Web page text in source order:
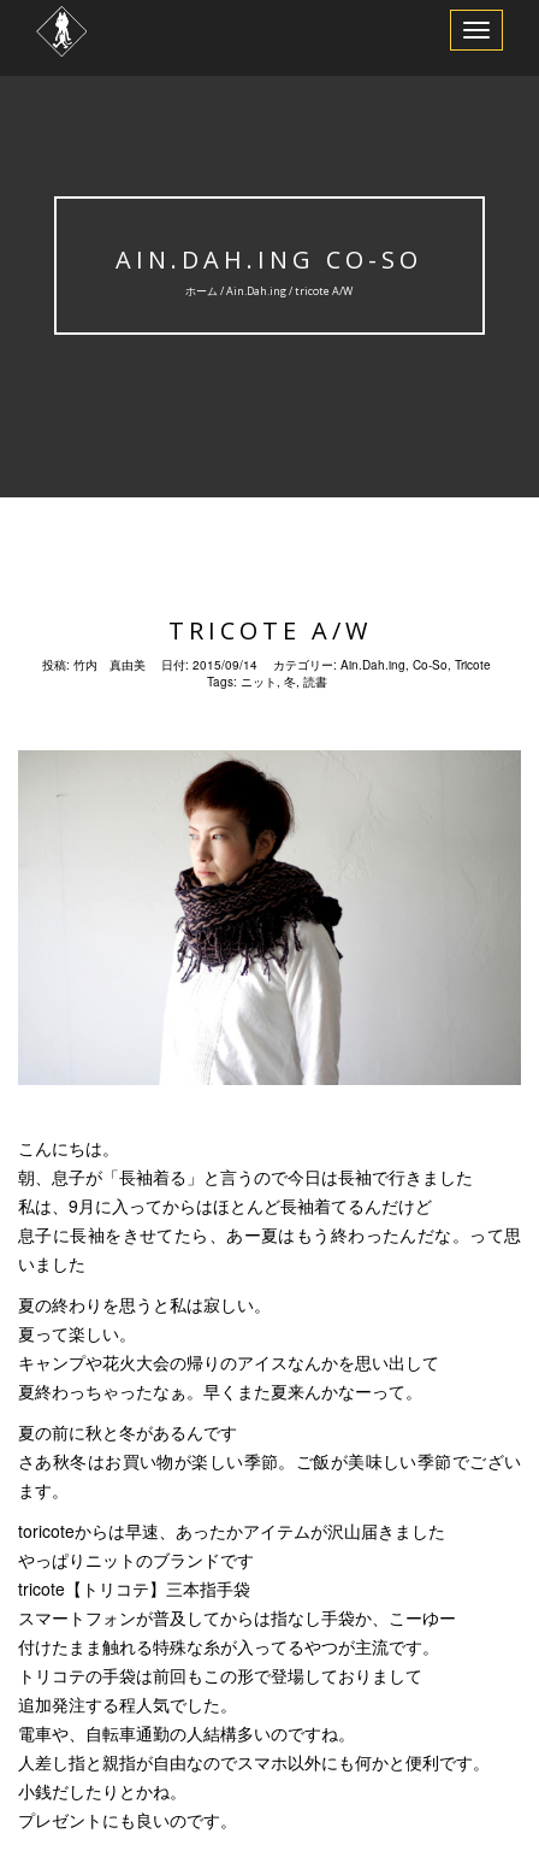
ナ
ビ
替
AIN.DAH.ING CO-SO
ホーム /Ain.Dah.ing/ tricote A/W
TRICOTE A/W
投稿: 竹内 真由美 日付: 2015/09/14 カテゴリー: Ain.Dah.ing, Co-So, Tricote
Tags: ニット, 冬, 読書
こんにちは。
朝、息子が「長袖着る」と言うので今日は長袖で行きました
私は、9月に入ってからはほとんど長袖着てるんだけど
息子に長袖をきせてたら、あー夏はもう終わったんだな。って思
いました
夏の終わりを思うと私は寂しい。
夏って楽しい。
キャンプや花火大会の帰りのアイスなんかを思い出して
夏終わっちゃったなぁ。早くまた夏来んかなーって。
夏の前に秋と冬があるんです
さあ秋冬はお買い物が楽しい季節。ご飯が美味しい季節でござい
ます。
toricoteからは早速、あったかアイテムが沢山届きました
やっぱりニットのブランドです
tricote【トリコテ】三本指手袋
スマートフォンが普及してからは指なし手袋か、こーゆー
付けたまま触れる特殊な糸が入ってるやつが主流です。
トリコテの手袋は前回もこの形で登場しておりまして
追加発注する程人気でした。
電車や、自転車通勤の人結構多いのですね。
人差し指と親指が自由なのでスマホ以外にも何かと便利です。
小銭だしたりとかね。
プレゼントにも良いのです。